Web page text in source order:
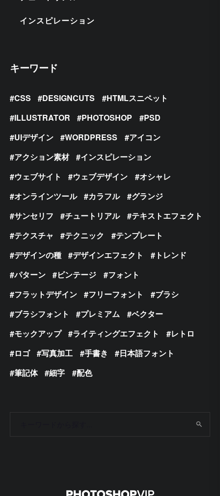
インスピレーション
キーワード
CSS DESIGNCUTS
HTMLスニペット
ILLUSTRATOR
PHOTOSHOP
PSD
UIデザイン
WORDPRESS
アイコン
アクション素材
インスピレーション
ウェブサイト
ウェブデザイン
オシャレ
オンラインツール
カラフル
グランジ
サンセリフ
チュートリアル
テキストエフェクト
テクスチャ
テクニック
テンプレート
デザインの種
デザインエフェクト
トレンド
パターン
ビンテージ
フォント
フラットデザイン
フリーフォント
ブラシ
ブラシフォント
プレミアム
ベクター
モックアップ
ライティングエフェクト
レトロ
ロゴ
写真加工 手書き
日本語フォント
筆記体
細字 配色